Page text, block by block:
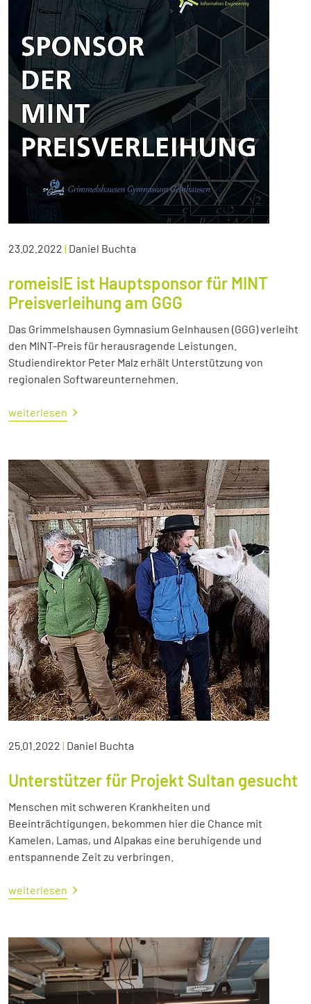
23.02.2022 | Daniel Buchta
romeisIE ist Hauptsponsor für MINT
Preisverleihung am GGG
Das Grimmelshausen Gymnasium Gelnhausen (GGG) verleiht
den MINT-Preis für herausragende Leistungen.
Studiendirektor Peter Malz erhält Unterstützung von
regionalen Softwareunternehmen.
weiterlesen
25.01.2022 | Daniel Buchta
Unterstützer für Projekt Sultan gesucht
Menschen mit schweren Krankheiten und
Beeinträchtigungen, bekommen hier die Chance mit
Kamelen, Lamas, und Alpakas eine beruhigende und
entspannende Zeit zu verbringen.
weiterlesen